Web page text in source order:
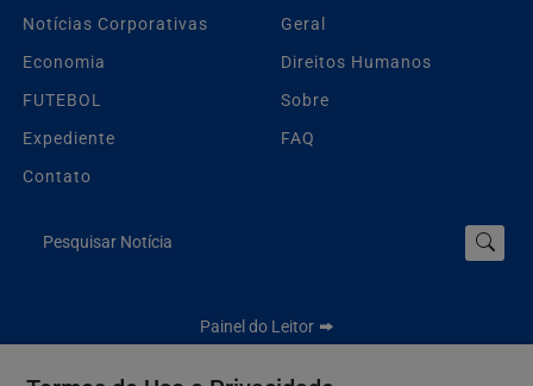
Notícias Corporativas
Geral
Economia
Direitos Humanos
FUTEBOL
Sobre
Expediente
FAQ
Contato
Pesquisar Notícia
Painel do Leitor